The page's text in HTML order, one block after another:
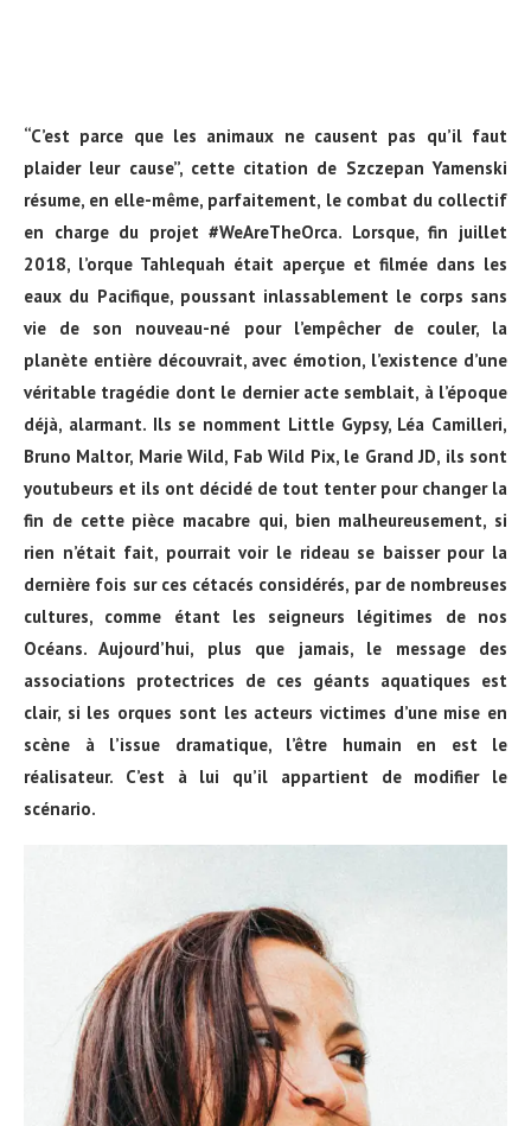
“C’est parce que les animaux ne causent pas qu’il faut
plaider leur cause”, cette citation de Szczepan Yamenski
résume, en elle-même, parfaitement, le combat du collectif
en charge du projet #WeAreTheOrca. Lorsque, fin juillet
2018, l’orque Tahlequah était aperçue et filmée dans les
eaux du Pacifique, poussant inlassablement le corps sans
vie de son nouveau-né pour l’empêcher de couler, la
planète entière découvrait, avec émotion, l’existence d’une
véritable tragédie dont le dernier acte semblait, à l’époque
déjà, alarmant. Ils se nomment Little Gypsy, Léa Camilleri,
Bruno Maltor, Marie Wild, Fab Wild Pix, le Grand JD, ils sont
youtubeurs et ils ont décidé de tout tenter pour changer la
fin de cette pièce macabre qui, bien malheureusement, si
rien n’était fait, pourrait voir le rideau se baisser pour la
dernière fois sur ces cétacés considérés, par de nombreuses
cultures, comme étant les seigneurs légitimes de nos
Océans. Aujourd’hui, plus que jamais, le message des
associations protectrices de ces géants aquatiques est
clair, si les orques sont les acteurs victimes d’une mise en
scène à l’issue dramatique, l’être humain en est le
réalisateur. C’est à lui qu’il appartient de modifier le
scénario.